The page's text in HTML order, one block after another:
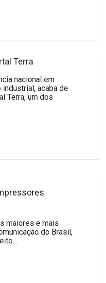
Terra
nacional em
acaba de
Terra, um dos
maiores e mais
do Brasil,